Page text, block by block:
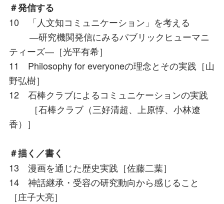
＃発信する
10 「人文知コミュニケーション」を考える
―研究機関発信にみるパブリックヒューマニ
ティーズ―［光平有希］
11 Philosophy for everyoneの理念とその実践［山
野弘樹］
12 石棒クラブによるコミュニケーションの実践
［石棒クラブ（三好清超、上原惇、小林遼
香）］
＃描く／書く
13 漫画を通じた歴史実践［佐藤二葉］
14 神話継承・受容の研究動向から感じること
［庄子大亮］